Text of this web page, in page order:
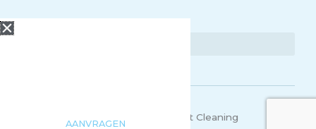
Copyright 2026 | Bright Cleaning
AANVRAGEN